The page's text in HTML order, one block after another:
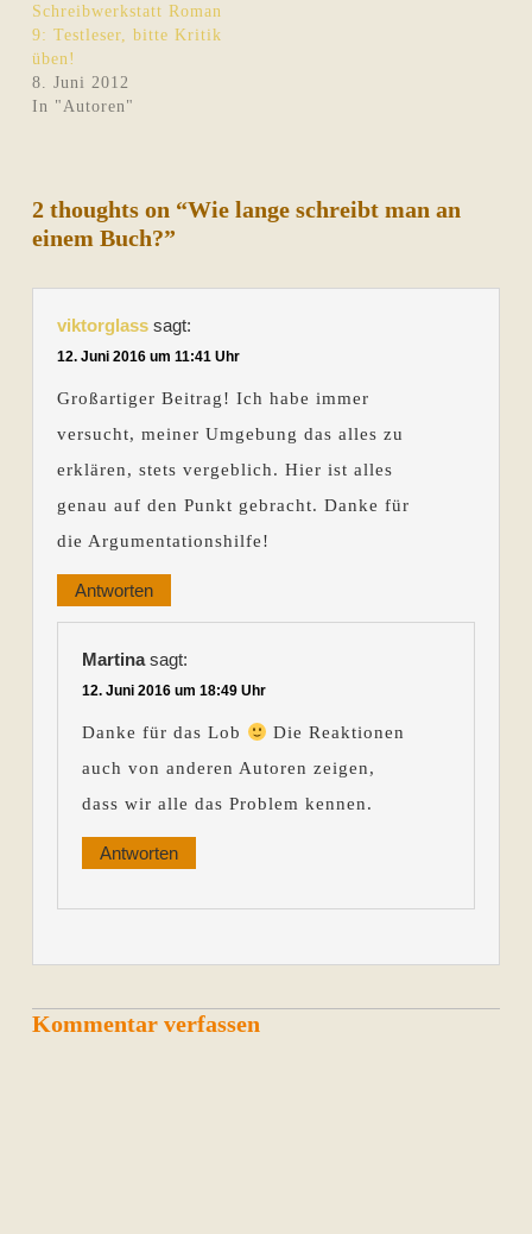
Schreibwerkstatt Roman
9: Testleser, bitte Kritik
üben!
8. Juni 2012
In "Autoren"
2 thoughts on “Wie lange schreibt man an
einem Buch?”
viktorglass sagt:
12. Juni 2016 um 11:41 Uhr
Großartiger Beitrag! Ich habe immer
versucht, meiner Umgebung das alles zu
erklären, stets vergeblich. Hier ist alles
genau auf den Punkt gebracht. Danke für
die Argumentationshilfe!
Antworten
Martina sagt:
12. Juni 2016 um 18:49 Uhr
Danke für das Lob
Die Reaktionen
auch von anderen Autoren zeigen,
dass wir alle das Problem kennen.
Antworten
Kommentar verfassen